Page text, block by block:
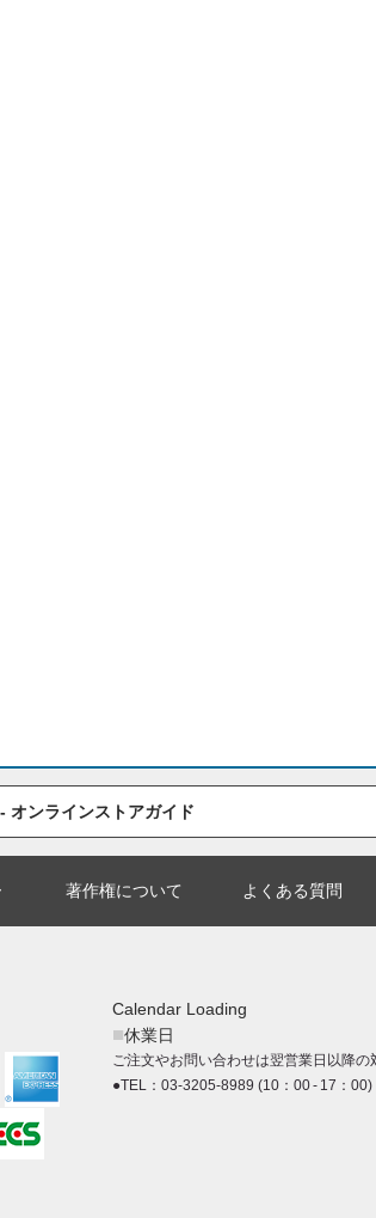
ンラインストアガイド
著作権について よくある質問
Calendar Loading
■休業日
ご注文やお問い合わせは翌営業日以降の
●TEL：03-3205-8989 (10：00 - 17：